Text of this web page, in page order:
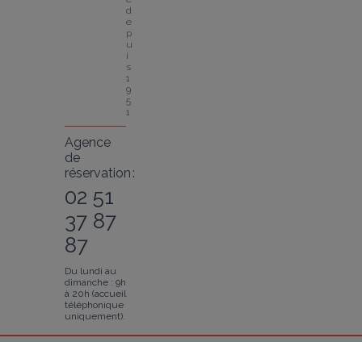
d
e
p
u
i
s
1
9
5
1
Agence
de
réservation :
02 51
37 87
87
Du lundi au
dimanche : 9h
à 20h (accueil
téléphonique
uniquement).